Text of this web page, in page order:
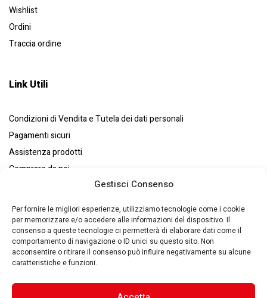
Gestisci Consenso
Per fornire le migliori esperienze, utilizziamo tecnologie come i cookie
per memorizzare e/o accedere alle informazioni del dispositivo. Il
consenso a queste tecnologie ci permetterà di elaborare dati come il
comportamento di navigazione o ID unici su questo sito. Non
acconsentire o ritirare il consenso può influire negativamente su alcune
caratteristiche e funzioni.
Wishlist
Ordini
Traccia ordine
Link Utili
Condizioni di Vendita e Tutela dei dati personali
Pagamenti sicuri
Assistenza prodotti
Comprare da noi
Eurosystems S.p.A. © – P. IVA : 00270140353 – Via Zaccarini, 8
Privacy Policy–Cookie Policy